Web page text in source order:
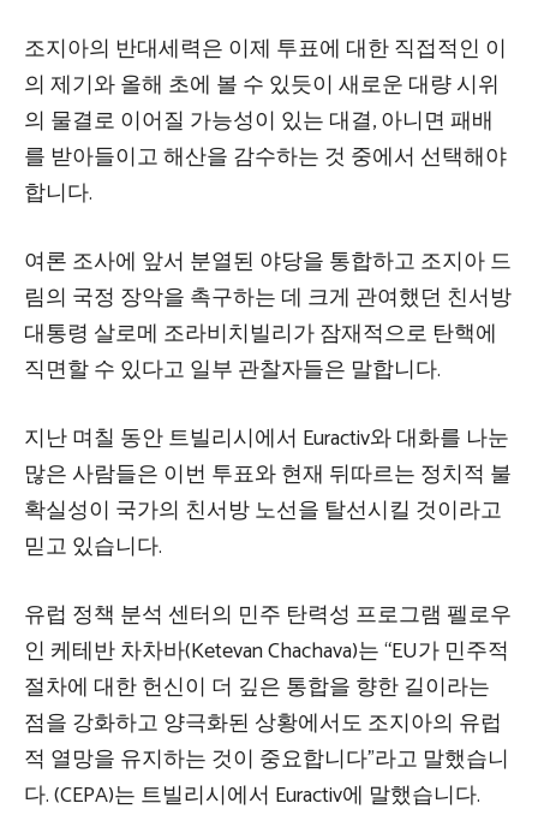
조지아의 반대세력은 이제 투표에 대한 직접적인 이
의 제기와 올해 초에 볼 수 있듯이 새로운 대량 시위
의 물결로 이어질 가능성이 있는 대결, 아니면 패배
를 받아들이고 해산을 감수하는 것 중에서 선택해야
합니다.
여론 조사에 앞서 분열된 야당을 통합하고 조지아 드
림의 국정 장악을 촉구하는 데 크게 관여했던 친서방
대통령 살로메 조라비치빌리가 잠재적으로 탄핵에
직면할 수 있다고 일부 관찰자들은 말합니다.
지난 며칠 동안 트빌리시에서 Euractiv와 대화를 나눈
많은 사람들은 이번 투표와 현재 뒤따르는 정치적 불
확실성이 국가의 친서방 노선을 탈선시킬 것이라고
믿고 있습니다.
유럽 ​​정책 분석 센터의 민주 탄력성 프로그램 펠로우
인 케테반 차차바(Ketevan Chachava)는 “EU가 민주적
절차에 대한 헌신이 더 깊은 통합을 향한 길이라는
점을 강화하고 양극화된 상황에서도 조지아의 유럽
적 열망을 유지하는 것이 중요합니다”라고 말했습니
다. (CEPA)는 트빌리시에서 Euractiv에 말했습니다.